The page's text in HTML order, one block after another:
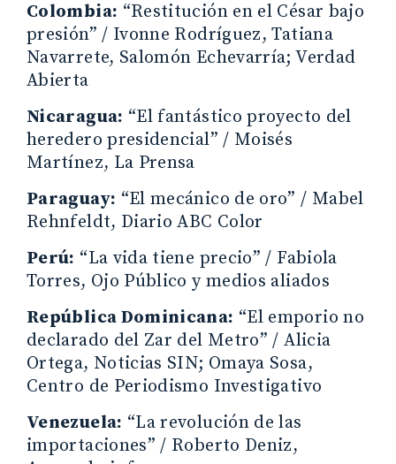
Colombia: “Restitución en el César bajo
presión” / Ivonne Rodríguez, Tatiana
Navarrete, Salomón Echevarría; Verdad
Abierta
Nicaragua: “El fantástico proyecto del
heredero presidencial” / Moisés
Martínez, La Prensa
Paraguay: “El mecánico de oro” / Mabel
Rehnfeldt, Diario ABC Color
Perú: “La vida tiene precio” / Fabiola
Torres, Ojo Público y medios aliados
República Dominicana: “El emporio no
declarado del Zar del Metro” / Alicia
Ortega, Noticias SIN; Omaya Sosa,
Centro de Periodismo Investigativo
Venezuela: “La revolución de las
importaciones” / Roberto Deniz,